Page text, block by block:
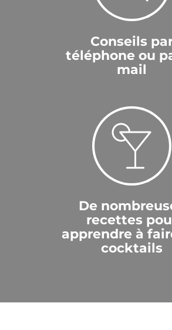
Conseils
téléphone ou
mail
De
recettes
apprendre à
cocktails